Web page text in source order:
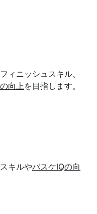
ィニッシュスキル、
向上を目指します。
キルやバスケIQの向